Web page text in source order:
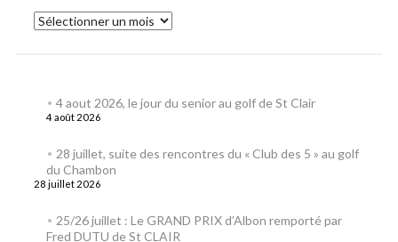
4 aout 2026, le jour du senior au golf de St Clair
4 août 2026
28 juillet, suite des rencontres du « Club des 5 » au golf
du Chambon
28 juillet 2026
25/26 juillet : Le GRAND PRIX d’Albon remporté par
Fred DUTU de St CLAIR